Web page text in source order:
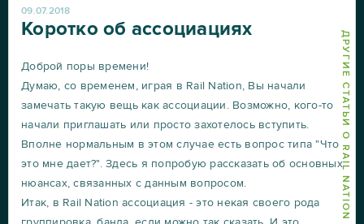
ДРУГИЕ СТАТЬИ О RAIL NATION
09.07.2018
Коротко об ассоциациях
Доброй поры времени!
Думаю, со временем, играя в Rail Nation, Вы начали
замечать такую вещь как ассоциации. Возможно, кого-то
начали приглашать или просто захотелось вступить.
Вполне нормальным в этом случае есть вопрос типа "Что
это мне дает?". Здесь я попробую рассказать об основных
нюансах, связанных с данным вопросом.
Итак, в Rail Nation ассоциация - это некая своего рода